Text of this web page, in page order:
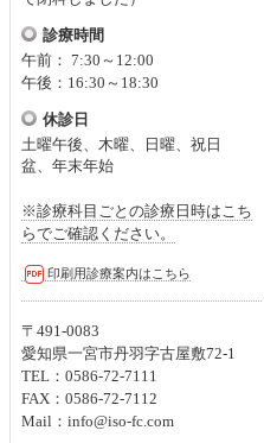
診療時間
午前： 7:30～12:00
午後：16:30～18:30
休診日
土曜午後、木曜、日曜、 祝日
盆、年末年始
※診療科目ごとの診療日時はこち
らでご確認ください。
印刷用診療案内はこちら
〒491-0083
愛知県一宮市丹羽字古屋敷72-1
TEL：0586-72-7111
FAX：0586-72-7112
Mail：info@iso-fc.com